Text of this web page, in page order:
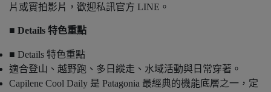
片或實拍影片，歡迎私訊官方 LINE。
■ Details 特色重點
■ Details 特色重點
適合登山、越野跑、多日縱走、水域活動與日常穿著。
Capilene Cool Daily 是 Patagonia 最經典的機能底層之一，定